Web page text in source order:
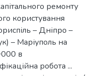
ремонту
користування
– Дніпро –
– Маріуполь на
в
робота ...